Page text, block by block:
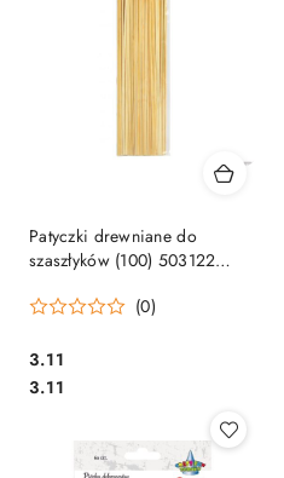
Patyczki drewniane do
szaszłyków (100) 503122
(0)
Cena:
3.11
Cena:
3.11